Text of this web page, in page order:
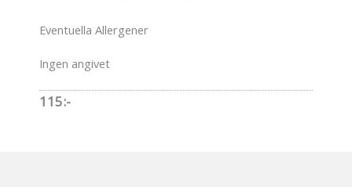
Eventuella Allergener
Ingen angivet
115:-